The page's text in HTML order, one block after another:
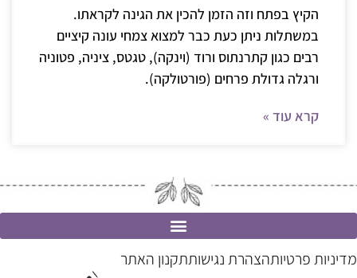
הקיץ בפתח וזה הזמן להכין את הגינה לקראתו.
במשתלות ניתן כעת כבר למצוא צמחי עונה קיציים
רבים כגון קתרנתוס ורוד (וינקה), טגטס, ציניה, פטוניה
ורגלה גדולת פרחים (פורטולקה).
קרא עוד »
מדיניות פרטיותהצהרת נגישותתקנון האתר